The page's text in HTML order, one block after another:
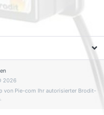
2026
Pie-com Ihr autorisierter Brodit-